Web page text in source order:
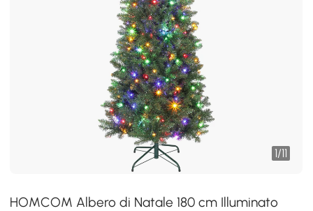
1/11
HOMCOM Albero di Natale 180 cm Illuminato